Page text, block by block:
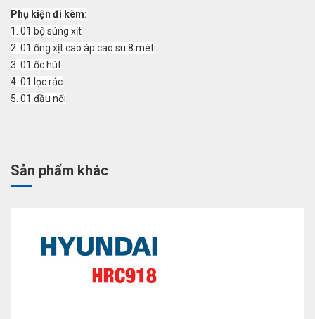
Phụ kiện đi kèm:
1. 01 bộ súng xịt
2. 01 ống xịt cao áp cao su 8 mét
3. 01 ốc hút
4. 01 lọc rác
5. 01 đầu nối
Sản phẩm khác